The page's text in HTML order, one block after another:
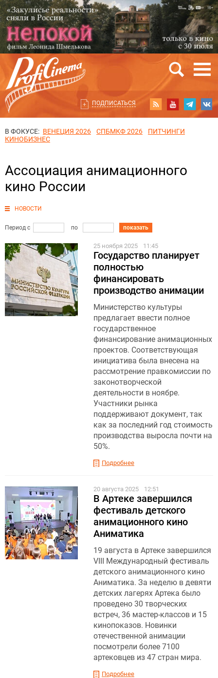
ПОДПИСАТЬСЯ
В ФОКУСЕ: ВЕНЕЦИЯ 2026 СПБМКФ 2026
ПИТЧИНГИ
КИНОБИЗНЕС
Ассоциация анимационного
кино России
НОВОСТИ
Период с по показать
25 ноября 2025 11:45
Государство планирует
полностью
финансировать
производство анимации
Министерство культуры
предлагает ввести полное
государственное
финансирование анимационных
проектов. Соответствующая
инициатива была внесена на
рассмотрение правкомиссии по
законотворческой
деятельности в ноябре.
Участники рынка
поддерживают документ, так
как за последний год стоимость
производства выросла почти на
50%.
Подробнее
20 августа 2025 12:51
В Артеке завершился
фестиваль детского
анимационного кино
Аниматика
19 августа в Артеке завершился
VIII Международный фестиваль
детского анимационного кино
Аниматика. За неделю в девяти
детских лагерях Артека было
проведено 30 творческих
встреч, 36 мастер-классов и 15
кинопоказов. Новинки
отечественной анимации
посмотрели более 7100
артековцев из 47 стран мира.
Подробнее